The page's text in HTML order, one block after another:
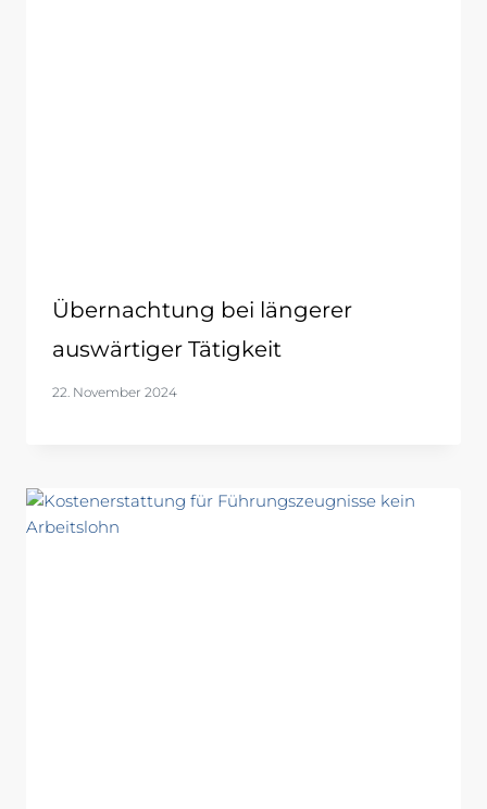
Übernachtung bei längerer
auswärtiger Tätigkeit
22. November 2024